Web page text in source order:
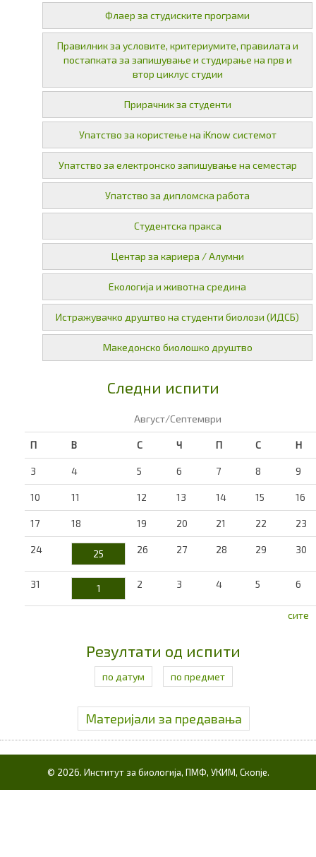
Флаер за студиските програми
Правилник за условите, критериумите, правилата и
постапката за запишување и студирање на прв и
втор циклус студии
Прирачник за студенти
Упатство за користење на iKnow системот
Упатство за електронско запишување на семестар
Упатство за дипломска работа
Студентска пракса
Центар за кариера / Алумни
Екологија и животна средина
Истражувачко друштво на студенти биолози (ИДСБ)
Македонско биолошко друштво
Следни испити
Август/Септември
П В С Ч П С Н
3 4 5 6 7 8 9
10 11 12 13 14 15 16
17 18 19 20 21 22 23
24 25 26 27 28 29 30
31 1 2 3 4 5 6
сите
Резултати од испити
по датум по предмет
Материјали за предавања
© 2026. Институт за биологија, ПМФ, УКИМ, Скопје.